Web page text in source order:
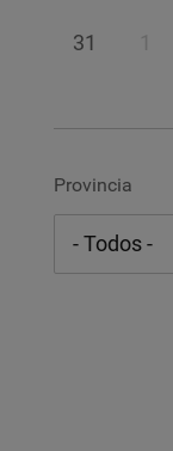
31 1
Provincia